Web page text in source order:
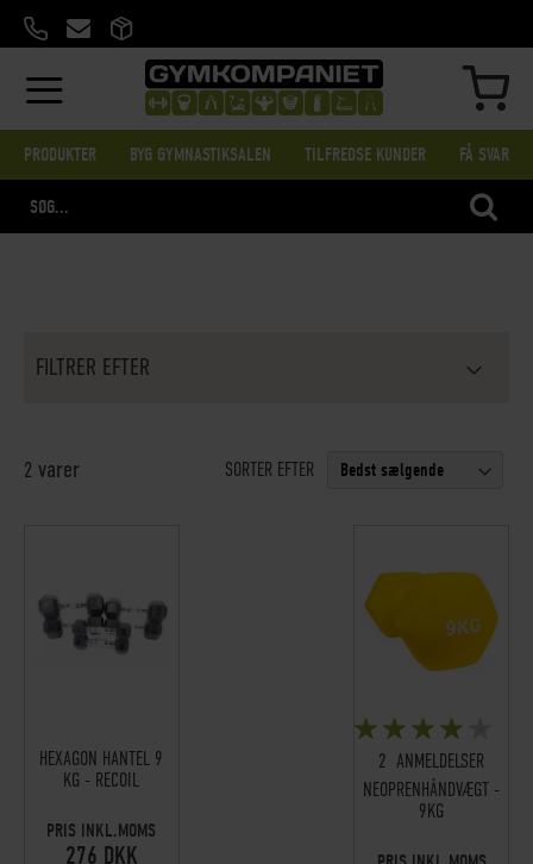
TO
PRODUKTER BYG GYMNASTIKSALEN TILFREDSE KUNDER FÅ SVAR
FILTRER EFTER
2 varer SORTER EFTER
HEXAGON HANTEL 9
KG - RECOIL
PRIS INKL.MOMS
276 DKK
BEDØMMELSE:
80%
2 ANMELDELSER
NEOPRENHÅNDVÆGT -
9KG